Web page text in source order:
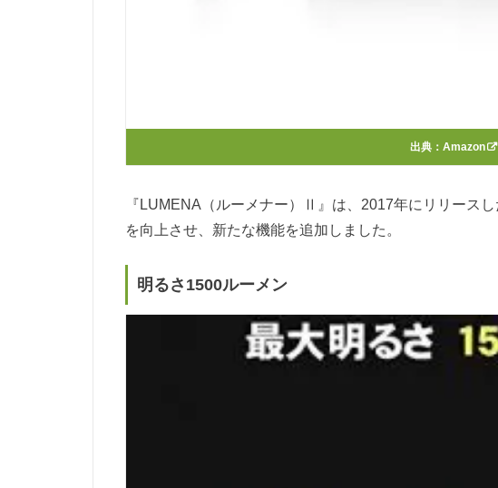
出典： Amazon
『LUMENA（ルーメナー）Ⅱ』は、2017年にリリース
を向上させ、新たな機能を追加しました。
明るさ1500ルーメン